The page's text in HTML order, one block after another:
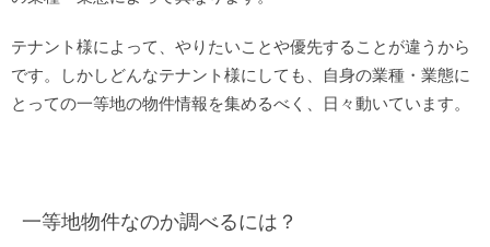
テナント様によって、やりたいことや優先することが違うから
です。しかしどんなテナント様にしても、自身の業種・業態に
とっての一等地の物件情報を集めるべく、日々動いています。
一等地物件なのか調べるには？